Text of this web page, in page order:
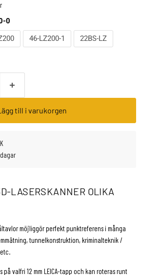
0
46-LZ200-1 22BS-LZ
till i varukorgen
LASERSKANNER OLIKA
möjliggör perfekt punktreferens i många
tunnelkonstruktion, kriminalteknik /
på valfri 12 mm LEICA-tapp och kan roteras runt